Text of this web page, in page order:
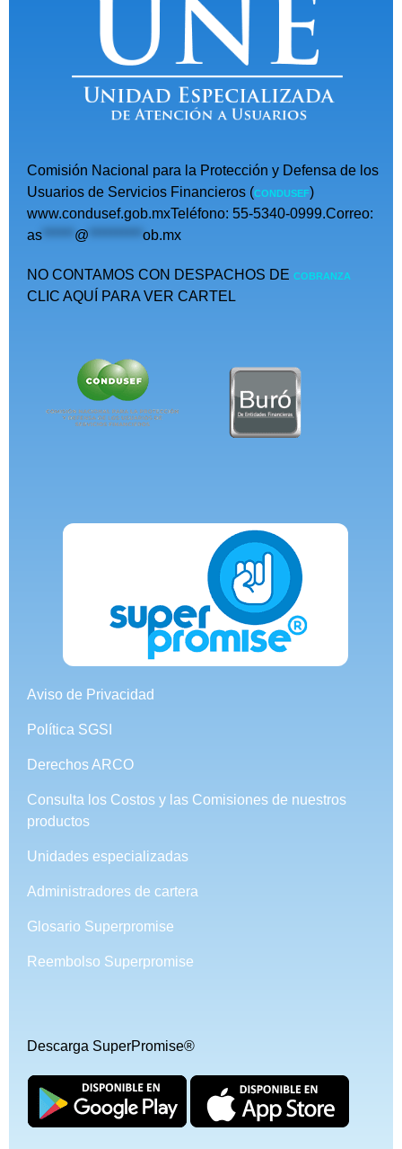
Comisión Nacional para la Protección y Defensa de los
Usuarios de Servicios Financieros (CONDUSEF)
www.condusef.gob.mxTeléfono: 55-5340-0999.Correo:
as ****** @ ********** ob.mx
NO CONTAMOS CON DESPACHOS DE COBRANZA
CLIC AQUÍ PARA VER CARTEL
Aviso de Privacidad
Política SGSI
Derechos ARCO
Consulta los Costos y las Comisiones de nuestros
productos
Unidades especializadas
Administradores de cartera
Glosario Superpromise
Reembolso Superpromise
Descarga SuperPromise®